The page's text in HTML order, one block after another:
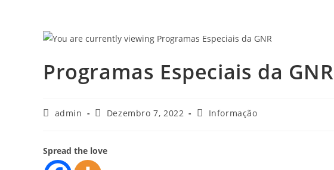
Programas Especiais da GNR
admin Dezembro 7, 2022 Informação
Spread the love